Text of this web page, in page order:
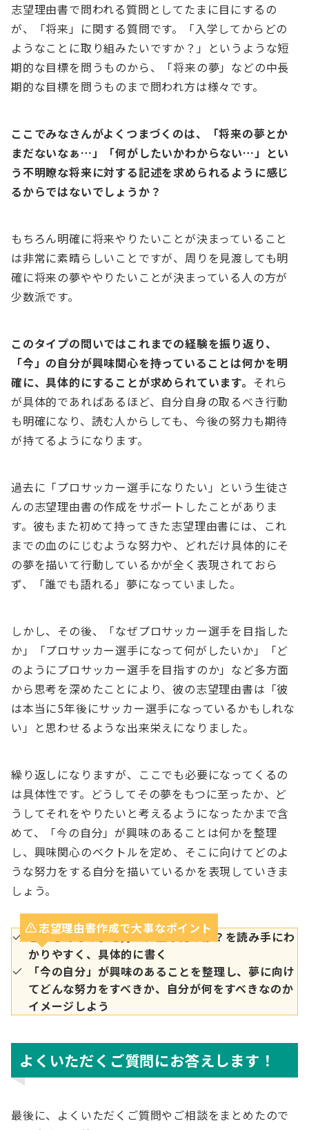
志望理由書で問われる質問としてたまに目にするの
が、「将来」に関する質問です。「入学してからどの
ようなことに取り組みたいですか？」というような短
期的な目標を問うものから、「将来の夢」などの中長
期的な目標を問うものまで問われ方は様々です。
ここでみなさんがよくつまづくのは、「将来の夢とか
まだないなぁ…」「何がしたいかわからない…」とい
う不明瞭な将来に対する記述を求められるように感じ
るからではないでしょうか？
もちろん明確に将来やりたいことが決まっていること
は非常に素晴らしいことですが、周りを見渡しても明
確に将来の夢ややりたいことが決まっている人の方が
少数派です。
このタイプの問いではこれまでの経験を振り返り、
「今」の自分が興味関心を持っていることは何かを明
確に、具体的にすることが求められています。 それら
が具体的であればあるほど、自分自身の取るべき行動
も明確になり、読む人からしても、今後の努力も期待
が持てるようになります。
過去に「プロサッカー選手になりたい」という生徒さ
んの志望理由書の作成をサポートしたことがありま
す。彼もまた初めて持ってきた志望理由書には、これ
までの血のにじむような努力や、どれだけ具体的にそ
の夢を描いて行動しているかが全く表現されておら
ず、「誰でも語れる」夢になっていました。
しかし、その後、「なぜプロサッカー選手を目指した
か」「プロサッカー選手になって何がしたいか」「ど
のようにプロサッカー選手を目指すのか」など多方面
から思考を深めたことにより、彼の志望理由書は「彼
は本当に5年後にサッカー選手になっているかもしれな
い」と思わせるような出来栄えになりました。
繰り返しになりますが、ここでも必要になってくるの
は具体性です。どうしてその夢をもつに至ったか、ど
うしてそれをやりたいと考えるようになったかまで含
めて、「今の自分」が興味のあることは何かを整理
し、興味関心のベクトルを定め、そこに向けてどのよ
うな努力をする自分を描いているかを表現していきま
しょう。
志望理由書作成で大事なポイント
どうしてその夢を持つに至ったのか？を読み手にわ
かりやすく、具体的に書く
「今の自分」が興味のあることを整理し、夢に向け
てどんな努力をすべきか、自分が何をすべきなのか
イメージしよう
よくいただくご質問にお答えします！
最後に、よくいただくご質問やご相談をまとめたので